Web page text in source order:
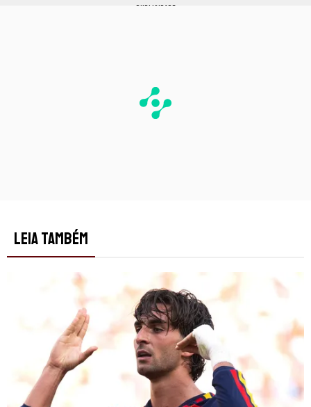
PUBLICIDADE
LEIA TAMBÉM